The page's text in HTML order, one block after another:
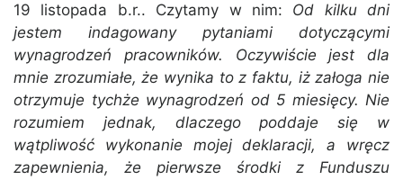
19 listopada b.r.. Czytamy w nim: Od kilku dni
jestem indagowany pytaniami dotyczącymi
wynagrodzeń pracowników. Oczywiście jest dla
mnie zrozumiałe, że wynika to z faktu, iż załoga nie
otrzymuje tychże wynagrodzeń od 5 miesięcy. Nie
rozumiem jednak, dlaczego poddaje się w
wątpliwość wykonanie mojej deklaracji, a wręcz
zapewnienia, że pierwsze środki z Funduszu